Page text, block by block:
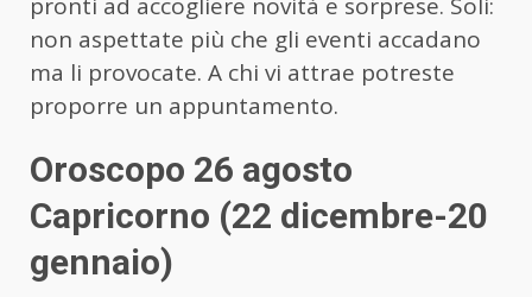
pronti ad accogliere novità e sorprese. Soli:
non aspettate più che gli eventi accadano
ma li provocate. A chi vi attrae potreste
proporre un appuntamento.
Oroscopo 26 agosto
Capricorno (22 dicembre-20
gennaio)